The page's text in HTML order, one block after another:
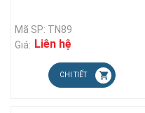
Mã SP: TN89
Giá: Liên hệ
CHI TIẾT